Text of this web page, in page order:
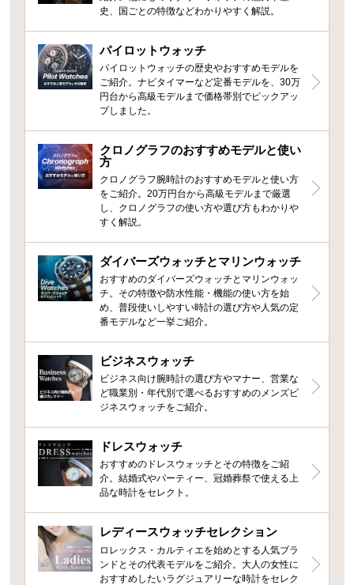
史、国ごとの特徴などわかりやすく解説。
パイロットウォッチ
パイロットウォッチの歴史やおすすめモデルを
ご紹介。ナビタイマーなど定番モデルを、30万
円台から高級モデルまで価格帯別でピックアッ
プしました。
クロノグラフのおすすめモデルと使い
方
クロノグラフ腕時計のおすすめモデルと使い方
をご紹介。20万円台から高級モデルまで厳選
し、クロノグラフの使い方や選び方もわかりや
すく解説。
ダイバーズウォッチとマリンウォッチ
おすすめのダイバーズウォッチとマリンウォッ
チ。その特徴や防水性能・機能の使い方を始
め、普段使いしやすい時計の選び方や人気の定
番モデルなど一挙ご紹介。
ビジネスウォッチ
ビジネス向け腕時計の選び方やマナー、営業な
ど職業別・年代別で選べるおすすめのメンズビ
ジネスウォッチをご紹介。
ドレスウォッチ
おすすめのドレスウォッチとその特徴をご紹
介。結婚式やパーティー、冠婚葬祭で使える上
品な時計をセレクト。
レディースウォッチセレクション
ロレックス・カルティエを始めとする人気ブラ
ンドとその代表モデルをご紹介。大人の女性に
おすすめしたいラグジュアリーな時計をセレク